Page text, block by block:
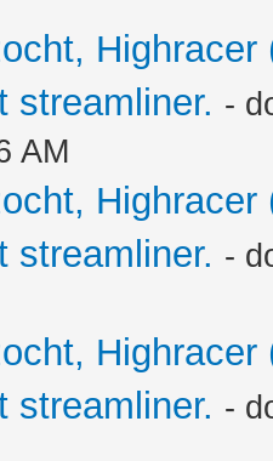
streamliner. -
AM
streamliner. -
streamliner. -